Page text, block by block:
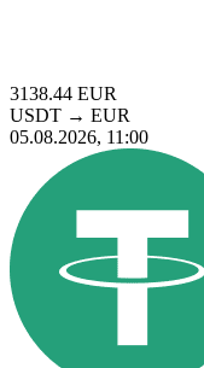
3138.44 EUR
USDT → EUR
05.08.2026, 11:00